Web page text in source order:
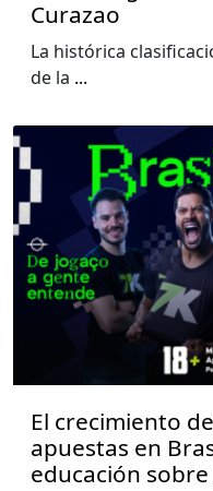
Curazao
La histórica
de la ...
El crecimiento
apuestas en
educación